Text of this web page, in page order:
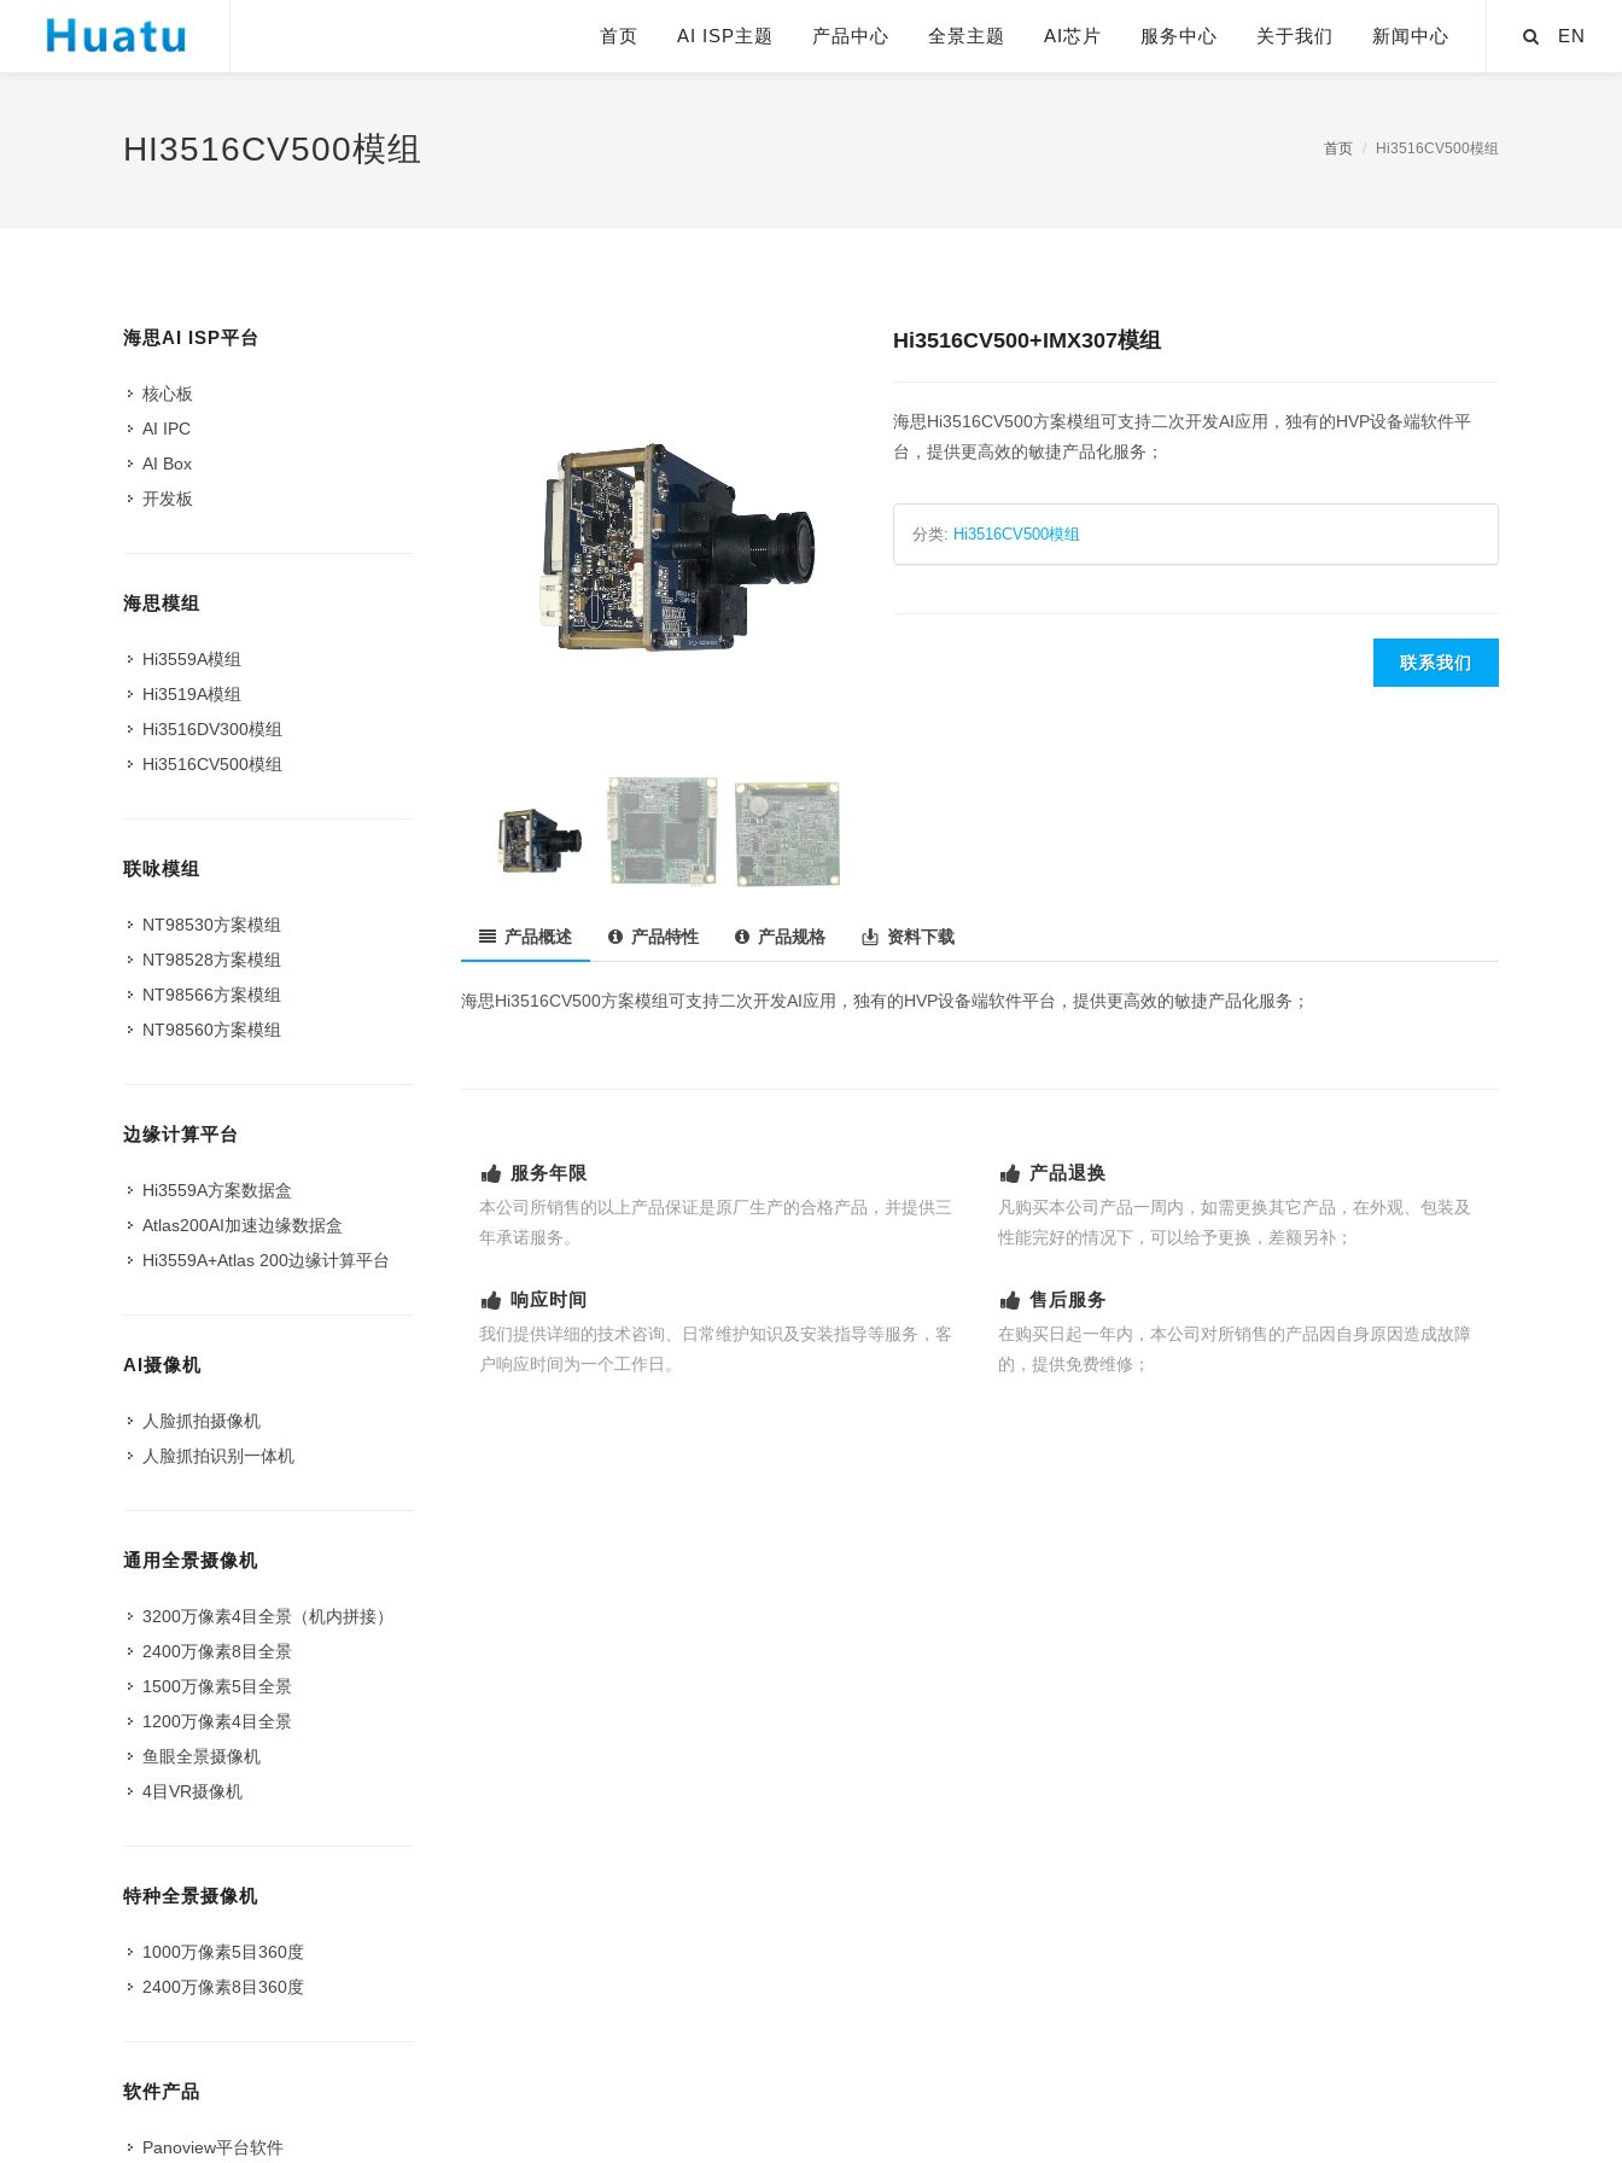
首页 AI ISP主题 产品中心 全景主题 AI芯片 服务中心 关于我们 新闻中心 EN
HI3516CV500模组 首页 Hi3516CV500模组
Hi3516CV500+IMX307模组
海思Hi3516CV500方案模组可支持二次开发AI应用，独有的HVP设备端软件平
台，提供更高效的敏捷产品化服务；
分类: Hi3516CV500模组
联系我们
产品概述 产品特性 产品规格 资料下载
海思Hi3516CV500方案模组可支持二次开发AI应用，独有的HVP设备端软件平台，提供更高效的敏捷产品化服务；
服务年限
本公司所销售的以上产品保证是原厂生产的合格产品，并提供三
年承诺服务。
产品退换
凡购买本公司产品一周内，如需更换其它产品，在外观、包装及
性能完好的情况下，可以给予更换，差额另补；
响应时间
我们提供详细的技术咨询、日常维护知识及安装指导等服务，客
户响应时间为一个工作日。
售后服务
在购买日起一年内，本公司对所销售的产品因自身原因造成故障
的，提供免费维修；
海思AI ISP平台
核心板
AI IPC
AI Box
开发板
海思模组
Hi3559A模组
Hi3519A模组
Hi3516DV300模组
Hi3516CV500模组
联咏模组
NT98530方案模组
NT98528方案模组
NT98566方案模组
NT98560方案模组
边缘计算平台
Hi3559A方案数据盒
Atlas200AI加速边缘数据盒
Hi3559A+Atlas 200边缘计算平台
AI摄像机
人脸抓拍摄像机
人脸抓拍识别一体机
通用全景摄像机
3200万像素4目全景（机内拼接）
2400万像素8目全景
1500万像素5目全景
1200万像素4目全景
鱼眼全景摄像机
4目VR摄像机
特种全景摄像机
1000万像素5目360度
2400万像素8目360度
软件产品
Panoview平台软件